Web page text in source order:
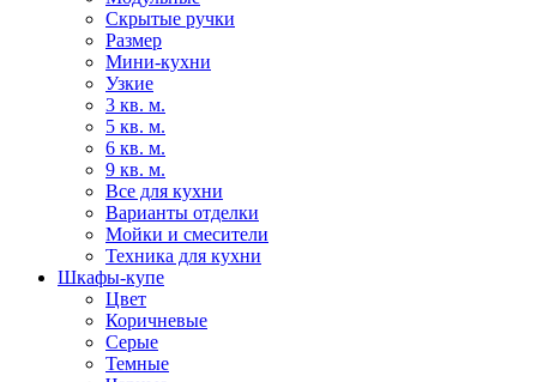
Скрытые ручки
Размер
Мини-кухни
Узкие
3 кв. м.
5 кв. м.
6 кв. м.
9 кв. м.
Все для кухни
Варианты отделки
Мойки и смесители
Техника для кухни
Шкафы-купе
Цвет
Коричневые
Серые
Темные